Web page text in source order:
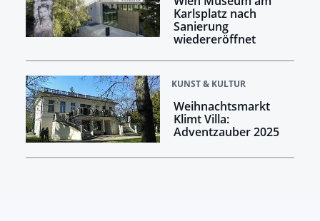
Karlsplatz nach
Sanierung
wiedereröffnet
KUNST & KULTUR
Weihnachtsmarkt
Klimt Villa:
Adventzauber 2025